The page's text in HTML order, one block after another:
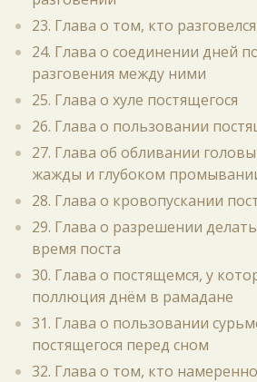
23. Глава о том, кто
24. Глава о соединении дней
разговения между ними
25. Глава о хуле постящегося
26. Глава о пользовании
27. Глава об обливании
жажды и глубоком
28. Глава о кровопускании
29. Глава о разрешении
время поста
30. Глава о постящемся, у
поллюция днём в рамадане
31. Глава о пользовании
постящегося перед сном
32. Глава о том, кто